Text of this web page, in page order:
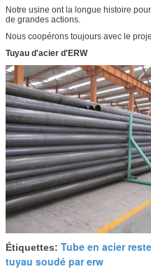
Notre usine ont la longue histoire
de grandes actions.
Nous coopérons toujours avec le
Tuyau d'acier d'ERW
Étiquettes: Tube en acier
tuyau soudé par erw